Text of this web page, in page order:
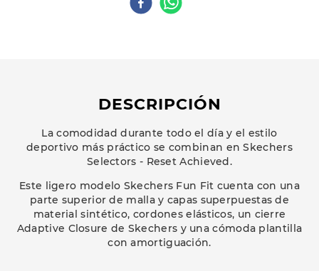
DESCRIPCIÓN
La comodidad durante todo el día y el estilo
deportivo más práctico se combinan en Skechers
Selectors - Reset Achieved.
Este ligero modelo Skechers Fun Fit cuenta con una
parte superior de malla y capas superpuestas de
material sintético, cordones elásticos, un cierre
Adaptive Closure de Skechers y una cómoda plantilla
con amortiguación.